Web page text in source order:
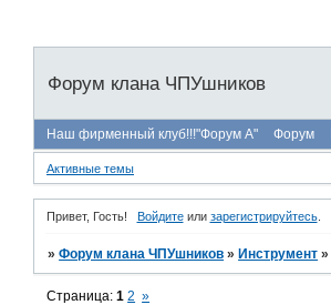
Форум клана ЧПУшников
Наш фирменный клуб!!!"Форум А" Форум
Активные темы
Привет, Гость! Войдитеили зарегистрируйтесь.
»Форум клана ЧПУшников » Инструмент »
Страница:1 2 »